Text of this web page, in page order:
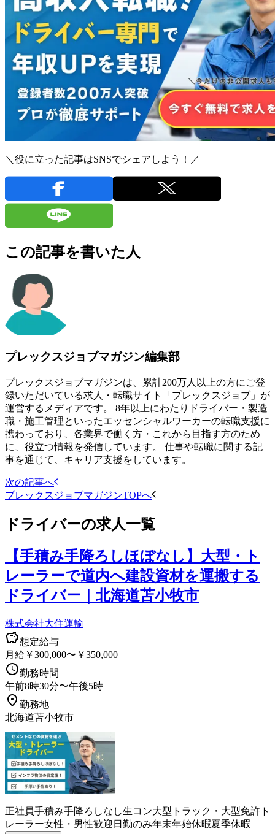
＼役に立った記事はSNSでシェアしよう！／
この記事を書いた人
プレックスジョブマガジン編集部
プレックスジョブマガジンは、累計200万人以上の方にご登
録いただいている求人・転職サイト「プレックスジョブ」が
運営するメディアです。 8年以上にわたりドライバー・製造
職・施工管理といったエッセンシャルワーカーの転職支援に
携わっており、各業界で働く方・これから目指す方のため
に、役立つ情報を発信しています。 仕事や転職に関する記
事を通じて、キャリア支援をしています。
次の記事へ
プレックスジョブマガジンTOPへ
ドライバーの求人一覧
【手積み手降ろしほぼなし】大型・ト
レーラーで道内へ建設資材を運搬する
ドライバー｜北海道苫小牧市
株式会社大住運輸
想定給与
月給￥300,000〜￥350,000
勤務時間
午前8時30分〜午後5時
勤務地
北海道苫小牧市
正社員手積み手降ろしなし生コン大型トラック・大型免許 ト
レーラー女性・男性歓迎 日勤のみ年末年始休暇夏季休暇